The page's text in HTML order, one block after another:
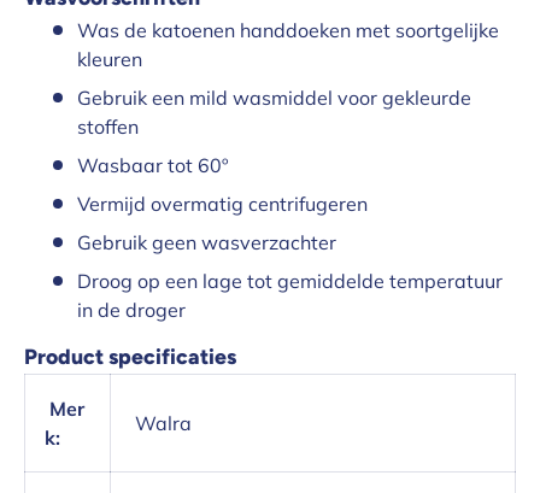
Was de katoenen handdoeken met soortgelijke
kleuren
Gebruik een mild wasmiddel voor gekleurde
stoffen
Wasbaar tot 60º
Vermijd overmatig centrifugeren
Gebruik geen wasverzachter
Droog op een lage tot gemiddelde temperatuur
in de droger
Product specificaties
Mer
k:
Walra